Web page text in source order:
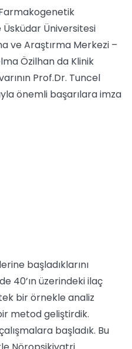
Üniversitesi
ve Araştırma Merkezi –
Özilhan da Klinik
Prof.Dr. Tuncel
önemli başarılara imza
başladıklarını
40’ın üzerindeki ilaç
bir örnekle analiz
metod geliştirdik.
başladık. Bu